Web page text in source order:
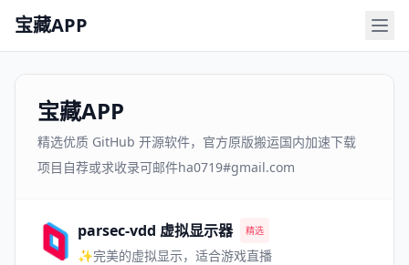
宝藏APP
宝藏APP
精选优质 GitHub 开源软件，官方原版搬运国内加速下载
项目自荐或求收录可邮件ha0719#gmail.com
parsec-vdd 虚拟显示器 精选
✨完美的虚拟显示，适合游戏直播